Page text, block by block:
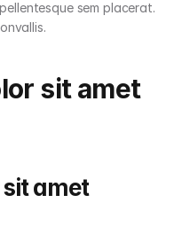
sem placerat.
sit amet
amet